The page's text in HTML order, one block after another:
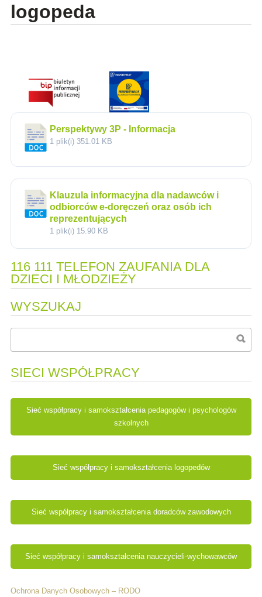
logopeda
Perspektywy 3P - Informacja
1 plik(i) 351.01 KB
Klauzula informacyjna dla nadawców i
odbiorców e-doręczeń oraz osób ich
reprezentujących
1 plik(i) 15.90 KB
116 111 TELEFON ZAUFANIA DLA
DZIECI I MŁODZIEŻY
WYSZUKAJ
SIECI WSPÓŁPRACY
Sieć współpracy i samokształcenia pedagogów i psychologów
szkolnych
Sieć współpracy i samokształcenia logopedów
Sieć współpracy i samokształcenia doradców zawodowych
Sieć współpracy i samokształcenia nauczycieli-wychowawców
Ochrona Danych Osobowych – RODO